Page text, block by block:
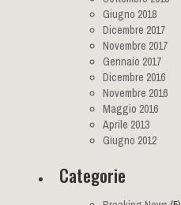
Giugno 2018
Dicembre 2017
Novembre 2017
Gennaio 2017
Dicembre 2016
Novembre 2016
Maggio 2016
Aprile 2013
Giugno 2012
Categorie